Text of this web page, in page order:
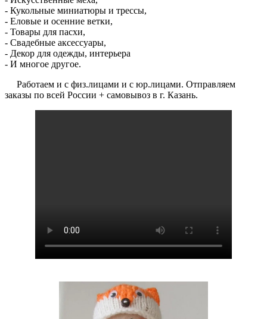
- Кукольные миниатюры и трессы,
- Еловые и осенние ветки,
- Товары для пасхи,
- Свадебные аксессуары,
- Декор для одежды, интерьера
- И многое другое.
Работаем и с физ.лицами и с юр.лицами. Отправляем
заказы по всей России + самовывоз в г. Казань.